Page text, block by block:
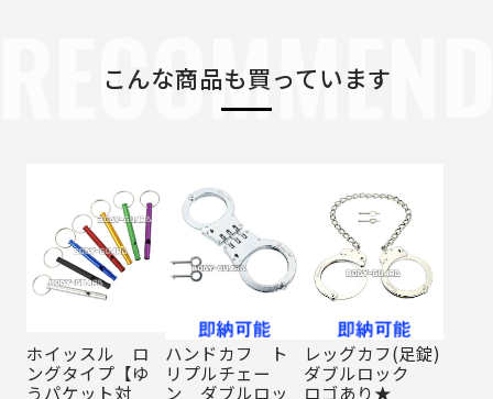
こんな商品も買っています
ホイッスル ロ
ングタイプ【ゆ
うパケット対
ハンドカフ ト
リプルチェー
ン ダブルロッ
レッグカフ(足錠)
ダブルロック
ロゴあり★